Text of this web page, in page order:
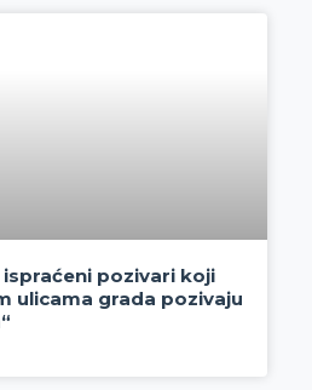
pozivari koji
ulicama grada pozivaju